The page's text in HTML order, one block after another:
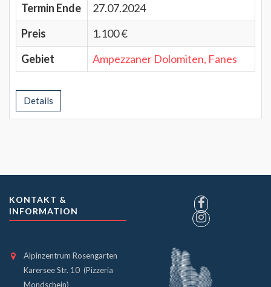
Termin Ende
27.07.2024
Preis
1.100 €
Gebiet
Ampezzaner Dolomiten, Fanes
Details
KONTAKT &
INFORMATION
Alpinzentrum Rosengarten
Karersee Str. 10 (Pizzeria
Mondschein)